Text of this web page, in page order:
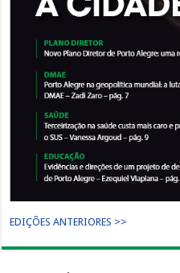
EDIÇÕES ANTERIORES >>